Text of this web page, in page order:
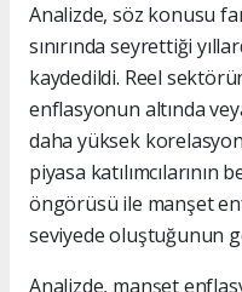
Analizde, söz konusu
sınırında seyrettiği
kaydedildi. Reel
enflasyonun altında
daha yüksek
piyasa
öngörüsü ile manşet
seviyede oluştuğunun
Analizde, manşet